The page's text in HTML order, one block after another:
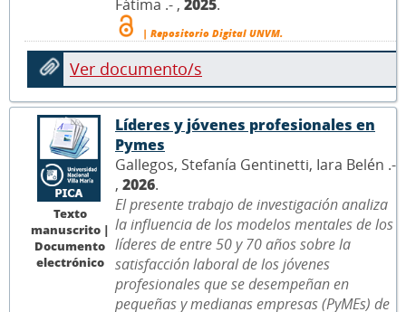
Fátima .- , 2025.
| Repositorio Digital UNVM.
Ver documento/s
Texto
manuscrito |
Documento
electrónico
Líderes y jóvenes profesionales en
Pymes
Gallegos, Stefanía Gentinetti, Iara Belén .-
, 2026.
El presente trabajo de investigación analiza
la influencia de los modelos mentales de los
líderes de entre 50 y 70 años sobre la
satisfacción laboral de los jóvenes
profesionales que se desempeñan en
pequeñas y medianas empresas (PyMEs) de